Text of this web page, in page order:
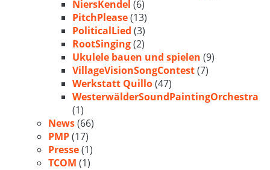
NiersKendel (6)
PitchPlease(13)
PoliticalLied (3)
RootSinging(2)
Ukulele bauen und spielen (9)
VillageVisionSongContest(7)
Werkstatt Quillo(47)
WesterwälderSoundPaintingOrchestra
(1)
News(66)
PMP(17)
Presse(1)
TCOM (1)